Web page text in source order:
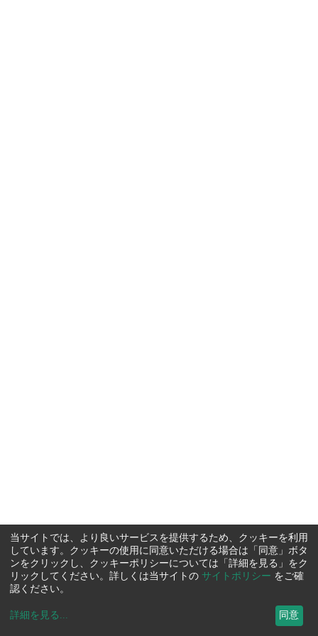
当サイトでは、より良いサービスを提供するため、クッキーを利用
しています。クッキーの使用に同意いただける場合は「同意」ボタ
ンをクリックし、クッキーポリシーについては「詳細を見る」をク
リックしてください。詳しくは当サイトの サイトポリシー をご確
認ください。
詳細を見る ... 同意